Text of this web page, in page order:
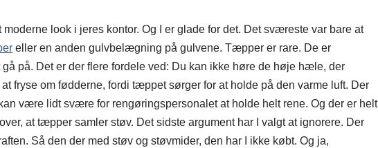
moderne look i jeres kontor. Og I er glade for det. Det sværeste var bare at
eller en anden gulvbelægning på gulvene. Tæpper er rare. De er
på. Det er der flere fordele ved: Du kan ikke høre de høje hæle, der
fryse om fødderne, fordi tæppet sørger for at holde på den varme luft. Der
være lidt svære for rengøringspersonalet at holde helt rene. Og der er helt
at tæpper samler støv. Det sidste argument har I valgt at ignorere. Der
Så den der med støv og støvmider, den har I ikke købt. Og ja,